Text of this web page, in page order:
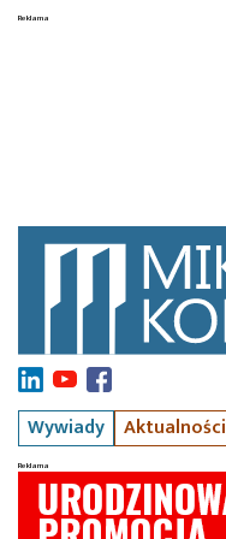
Wywiady Aktualności